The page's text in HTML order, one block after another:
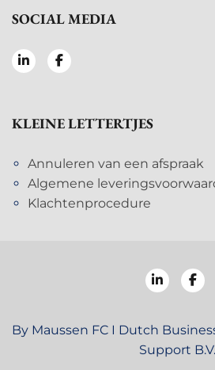
SOCIAL MEDIA
KLEINE LETTERTJES
Annuleren van een afspraak
Algemene
Klachtenprocedure
By Maussen FC I Dutch
Support B.V.